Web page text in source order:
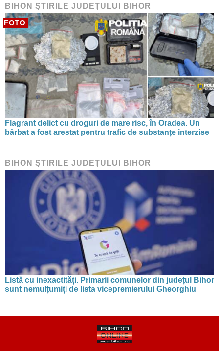
BIHON ŞTIRILE JUDEŢULUI BIHOR
FOTO
Flagrant delict cu droguri de mare risc, în Oradea. Un
bărbat a fost arestat pentru trafic de substanțe interzise
BIHON ŞTIRILE JUDEŢULUI BIHOR
Listă cu inexactități. Primarii comunelor din județul Bihor
sunt nemulțumiți de lista vicepremierului Gheorghiu